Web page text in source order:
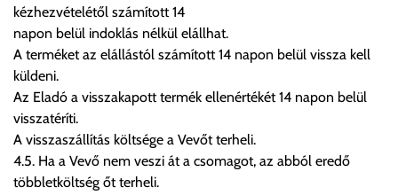
kézhezvételétől számított 14
napon belül indoklás nélkül elállhat.
A terméket az elállástól számított 14 napon belül vissza kell
küldeni.
Az Eladó a visszakapott termék ellenértékét 14 napon belül
visszatéríti.
A visszaszállítás költsége a Vevőt terheli.
4.5. Ha a Vevő nem veszi át a csomagot, az abból eredő
többletköltség őt terheli.